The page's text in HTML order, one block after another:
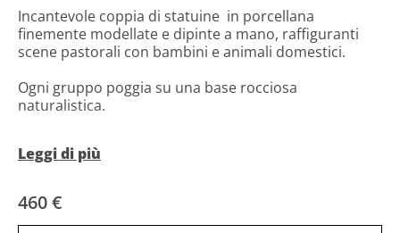
Incantevole coppia di statuine in porcellana
finemente modellate e dipinte a mano, raffiguranti
scene pastorali con bambini e animali domestici.
Ogni gruppo poggia su una base rocciosa
naturalistica.
attribuisce queste due porcellane alla manifattura di
Stato di conservazione
colori freschi, nessuna sbeccatura visibile, lievi
Leggi di più
460 €